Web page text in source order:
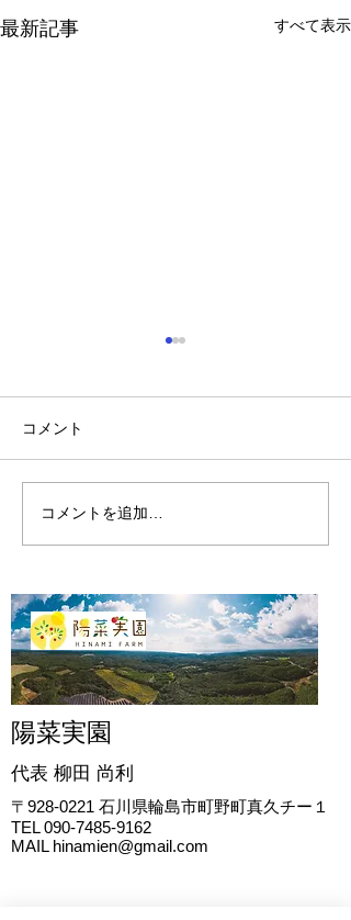
最新記事 すべて表示
陽菜実園の2024年
コメント
コメントを追加…
陽菜実園
代表 柳田 尚利
〒928-0221 石川県輪島市町野町真久チー１
TEL090-7485-9162
MAIL hinamien@gmail.com